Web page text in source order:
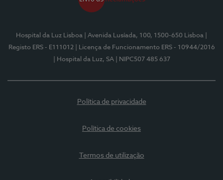
Hospital da Luz Lisboa | Avenida Lusíada, 100, 1500-650 Lisboa
Registo ERS - E111012
| Licença de Funcionamento ERS - 10944/2016
| Hospital da Luz, SA
| NIPC507 485 637
Política de privacidade
Política de cookies
Termos de utilização